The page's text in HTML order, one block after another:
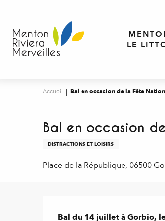
contenu
principal
LE
Accueil Bal en occasion de la Fête
Bal en occasion
DISTRACTIONS ET LOISIRS
Place de la République, 06500
Description
Bal du 14 juillet à Gorbio,